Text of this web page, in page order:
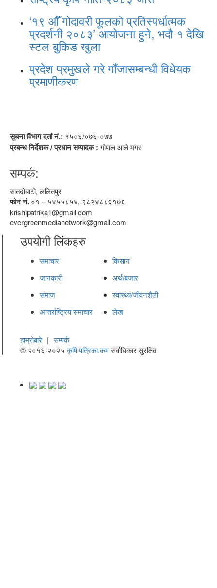
‘१९ औँ गोदावरी फूलको प्रतिस्पर्धात्मक
प्रदर्शनी २०८३’ आयोजना हुने, भदौ १ देखि
स्टल बुकिङ खुला
प्रदेश प्रमुखले गरे गाँजासम्बन्धी विधेयक
प्रमाणीकरण
सूचना विभाग दर्ता नं.: १५०६/०७६-०७७
प्रबन्ध निर्देशक / प्रधान सम्पादक :गोपाल आले मगर
सम्पर्क:
सातदोबाटो, ललितपुर
फोन नं. ०१ – ५४५५८५४, ९८२४८८६१७६
krishipatrika1@gmail.com
evergreenmedianetwork@gmail.com
उपयोगी लिंकहरु
समाचार
किसान
जानकारी
अर्थ/बजार
समाज
स्वास्थ्य/जीवनशैली
अन्तर्राष्ट्रिय समाचार
लेख
हाम्रोबारे | सम्पर्क
© २०१६-२०२५कृषि पत्रिका.कमसर्वाधिकार सुरक्षित